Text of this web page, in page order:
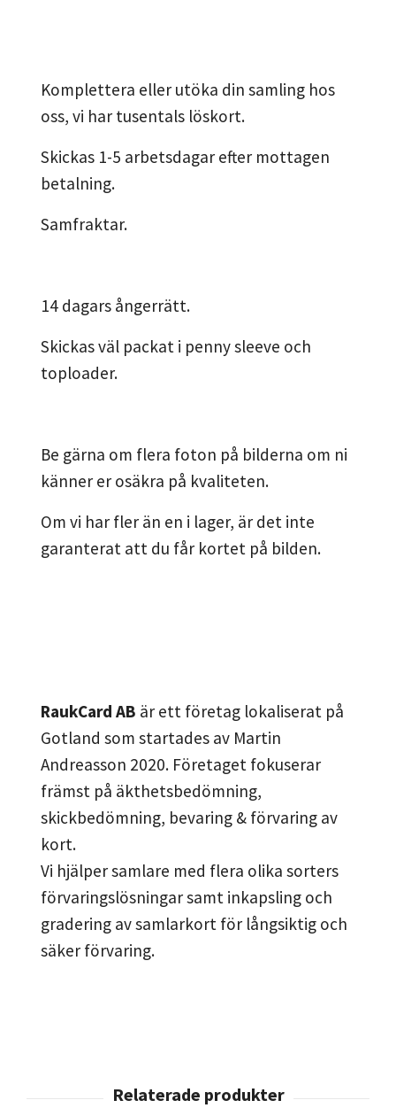
Komplettera eller utöka din samling hos
oss, vi har tusentals löskort.
Skickas 1-5 arbetsdagar efter mottagen
betalning.
Samfraktar.
14 dagars ångerrätt.
Skickas väl packat i penny sleeve och
toploader.
Be gärna om flera foton på bilderna om ni
känner er osäkra på kvaliteten.
Om vi har fler än en i lager, är det inte
garanterat att du får kortet på bilden.
RaukCard AB är ett företag lokaliserat på
Gotland som startades av Martin
Andreasson 2020. Företaget fokuserar
främst på äkthetsbedömning,
skickbedömning, bevaring & förvaring av
kort.
Vi hjälper samlare med flera olika sorters
förvaringslösningar samt inkapsling och
gradering av samlarkort för långsiktig och
säker förvaring.